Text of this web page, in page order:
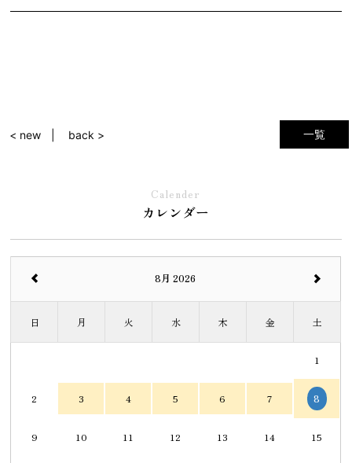
一覧
< new back >
Calender
カレンダー
8月 2026
日 月 火 水 木 金 土
1
2 3 4 5 6 7 8
9 10 11 12 13 14 15